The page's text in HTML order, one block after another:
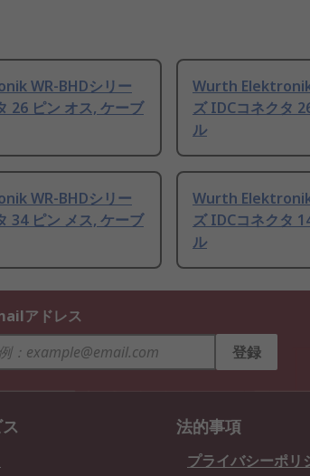
WR-BHDシリー
26 ピン オス, ケーブ
Wurth
ズ IDCコネクタ
ル
WR-BHDシリー
34 ピン メス, ケーブ
Wurth
ズ IDCコネクタ
ル
アドレス
登録
法的事項
プライバシーポリ